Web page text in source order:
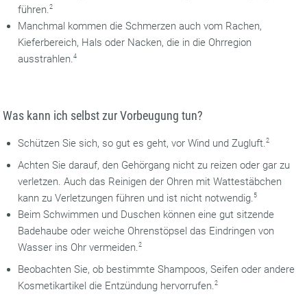
führen.2
Manchmal kommen die Schmerzen auch vom Rachen,
Kieferbereich, Hals oder Nacken, die in die Ohrregion
ausstrahlen.4
Was kann ich selbst zur Vorbeugung tun?
Schützen Sie sich, so gut es geht, vor Wind und Zugluft.2
Achten Sie darauf, den Gehörgang nicht zu reizen oder gar zu
verletzen. Auch das Reinigen der Ohren mit Wattestäbchen
kann zu Verletzungen führen und ist nicht notwendig.5
Beim Schwimmen und Duschen können eine gut sitzende
Badehaube oder weiche Ohrenstöpsel das Eindringen von
Wasser ins Ohr vermeiden.2
Beobachten Sie, ob bestimmte Shampoos, Seifen oder andere
Kosmetikartikel die Entzündung hervorrufen.2